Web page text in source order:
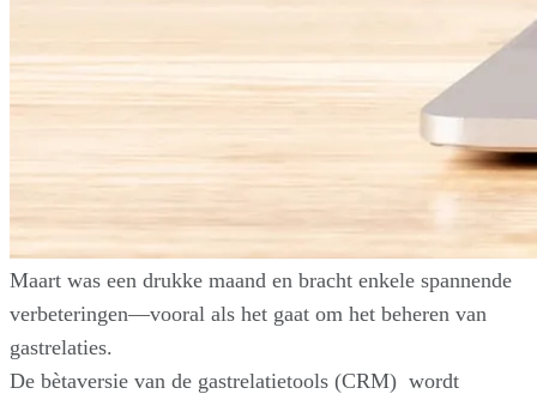
Maart was een drukke maand en bracht enkele spannende
verbeteringen—vooral als het gaat om het beheren van
gastrelaties.
De bètaversie van de gastrelatietools (CRM) wordt